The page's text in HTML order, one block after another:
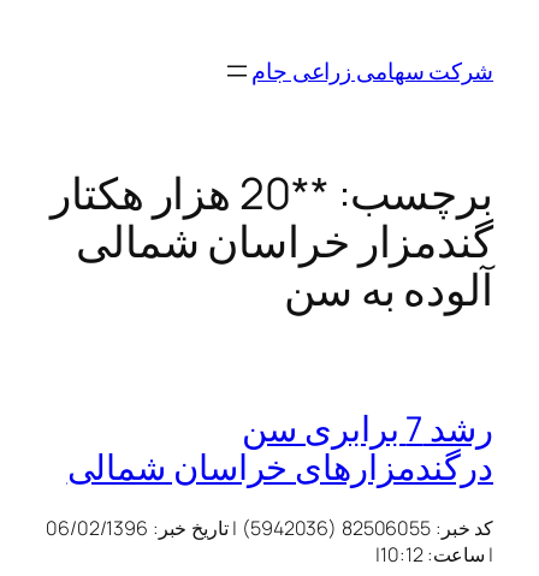
محتواشرکت سهامی زراعی جام
برچسب:
**20 هزار هکتار
گندمزار خراسان شمالی
آلوده به سن
رشد 7 برابری سن
درگندمزارهای خراسان شمالی
کد خبر: 82506055 (5942036)
|تاریخ خبر: 06/02/1396
| ساعت:10:12
|